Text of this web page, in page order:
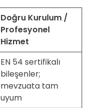
Doğru Kurulum /
Profesyonel
Hizmet
EN 54 sertifikalı
bileşenler;
mevzuata tam
uyum